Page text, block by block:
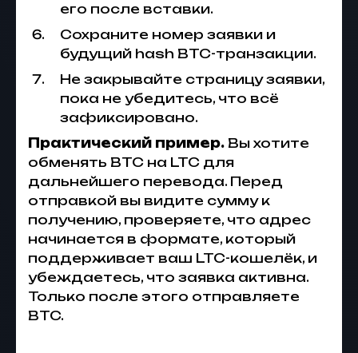
его после вставки.
Сохраните номер заявки и
будущий hash BTC-транзакции.
Не закрывайте страницу заявки,
пока не убедитесь, что всё
зафиксировано.
Практический пример. Вы хотите
обменять BTC на LTC для
дальнейшего перевода. Перед
отправкой вы видите сумму к
получению, проверяете, что адрес
начинается в формате, который
поддерживает ваш LTC-кошелёк, и
убеждаетесь, что заявка активна.
Только после этого отправляете
BTC.